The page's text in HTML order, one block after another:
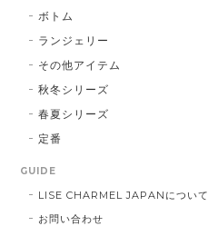
ボトム
ランジェリー
その他アイテム
秋冬シリーズ
春夏シリーズ
定番
GUIDE
LISE CHARMEL JAPANについて
お問い合わせ